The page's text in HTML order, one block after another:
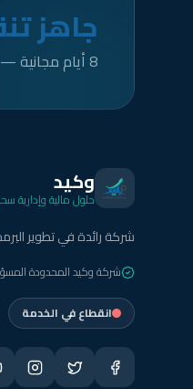
جاهز
8 أيام مجانية — لا بطاقة ائتمانية — لا التزامات
وكيد
حلول مالية وإدارية
شركة رائدة في تطوير
شركة وكيد المحدودة
انقطاع في الخدمة